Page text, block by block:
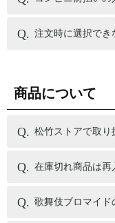
注文時に選択でき
商品について
松竹ストアで取り
在庫切れ商品は再
歌舞伎ブロマイド